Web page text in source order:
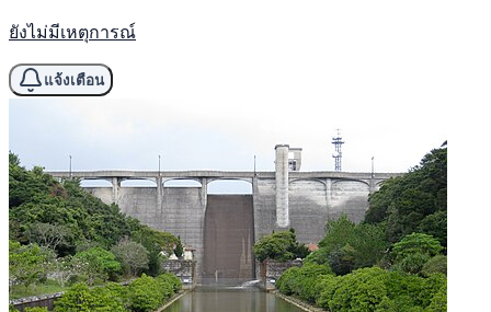
ยังไม่มีเหตุการณ์
แจ้งเตือน